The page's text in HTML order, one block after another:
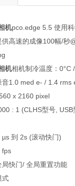
机pco.edge 5.5 使用科学
供高速的成像100幅/秒@
机相机制冷温度：
音1.0 med e- / 1.4 rms
x 2160 pixel
: 1 (CLHS型号,
到 2s (滚动快门)
fps
快门/ 全局重置功能
式